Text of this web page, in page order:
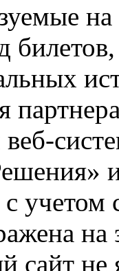
на
веб-
с
сайт не